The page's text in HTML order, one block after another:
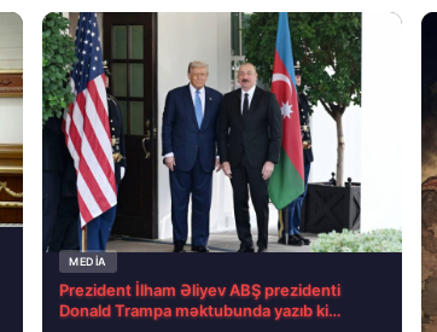
MEDİA
Prezident İlham Əliyev ABŞ prezidenti
Donald Trampa məktubunda yazıb ki…